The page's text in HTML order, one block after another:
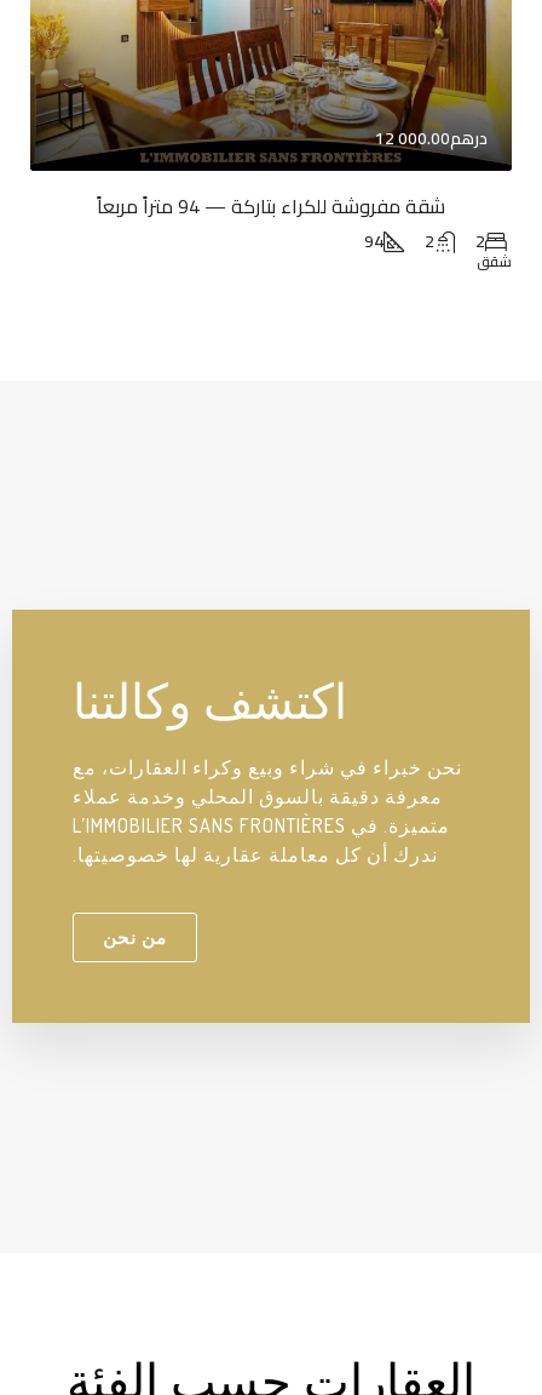
12 000.00درهم
شقة مفروشة للكراء بتاركة — 94 متراً مربعاً
2
2
94
شقق
اكتشف وكالتنا
نحن خبراء في شراء وبيع وكراء العقارات، مع
معرفة دقيقة بالسوق المحلي وخدمة عملاء
متميزة. في L’IMMOBILIER SANS FRONTIÈRES
ندرك أن كل معاملة عقارية لها خصوصيتها.
من نحن
العقارات حسب الفئة